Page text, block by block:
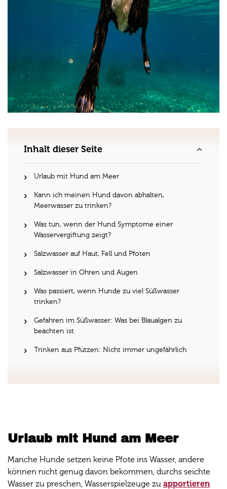
Inhalt dieser Seite
Urlaub mit Hund am Meer
Kann ich meinen Hund davon abhalten,
Meerwasser zu trinken?
Was tun, wenn der Hund Symptome einer
Wasservergiftung zeigt?
Salzwasser auf Haut, Fell und Pfoten
Salzwasser in Ohren und Augen
Was passiert, wenn Hunde zu viel Süßwasser
trinken?
Gefahren im Süßwasser: Was bei Blaualgen zu
beachten ist
Trinken aus Pfützen: Nicht immer ungefährlich
Urlaub mit Hund am Meer
Manche Hunde setzen keine Pfote ins Wasser, andere
können nicht genug davon bekommen, durchs seichte
Wasser zu preschen, Wasserspielzeuge zu apportieren